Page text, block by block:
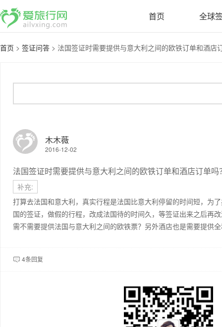
首页 全球
首页 > 签证问答 > 法国签证时需要提供与意大利之间的欧铁订单和酒店
木木薇
2016-12-02
法国签证时需要提供与意大利之间的欧铁订单和酒店订单吗
补充:
打算去法国和意大利，真实行程是法国比意大利停留的时间短，为
国的签证，做假的行程，改成法国待的时间久，等签证出来之后再
需不需要提供法国与意大利之间的欧铁票？另外酒店也是需要提供
 4条回复